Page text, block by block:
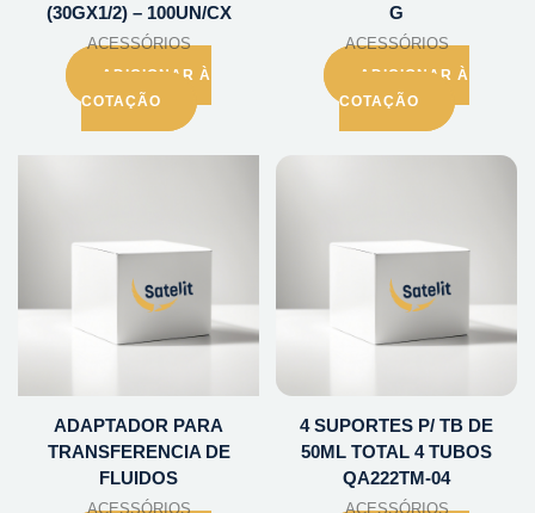
(30GX1/2) – 100UN/CX
ACESSÓRIOS
ADICIONAR À
COTAÇÃO
G
ACESSÓRIOS
ADICIONAR À
COTAÇÃO
ADAPTADOR PARA
TRANSFERENCIA DE
FLUIDOS
ACESSÓRIOS
4 SUPORTES P/ TB DE
50ML TOTAL 4 TUBOS
QA222TM-04
ACESSÓRIOS